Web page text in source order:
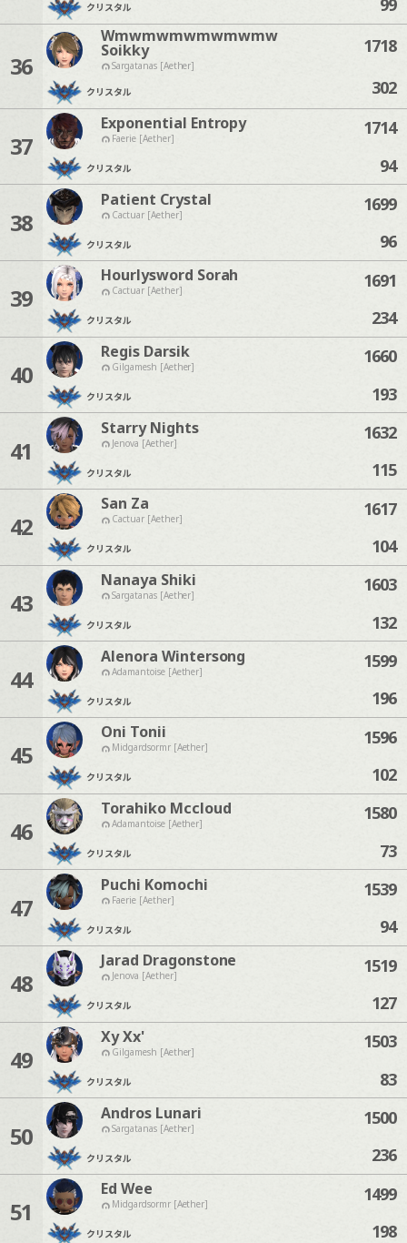
クリスタル 99
36
Wmwmwmwmwmwmw
Soikky
Sargatanas [Aether]
クリスタル
1718
302
37
Exponential Entropy
Faerie [Aether]
クリスタル
1714
94
38
Patient Crystal
Cactuar [Aether]
クリスタル
1699
96
39
Hourlysword Sorah
Cactuar [Aether]
クリスタル
1691
234
40
Regis Darsik
Gilgamesh [Aether]
クリスタル
1660
193
41
Starry Nights
Jenova [Aether]
クリスタル
1632
115
42
San Za
Cactuar [Aether]
クリスタル
1617
104
43
Nanaya Shiki
Sargatanas [Aether]
クリスタル
1603
132
44
Alenora Wintersong
Adamantoise [Aether]
クリスタル
1599
196
45
Oni Tonii
Midgardsormr [Aether]
クリスタル
1596
102
46
Torahiko Mccloud
Adamantoise [Aether]
クリスタル
1580
73
47
Puchi Komochi
Faerie [Aether]
クリスタル
1539
94
48
Jarad Dragonstone
Jenova [Aether]
クリスタル
1519
127
49
Xy Xx'
Gilgamesh [Aether]
クリスタル
1503
83
50
Andros Lunari
Sargatanas [Aether]
クリスタル
1500
236
51
Ed Wee
Midgardsormr [Aether]
クリスタル
1499
198